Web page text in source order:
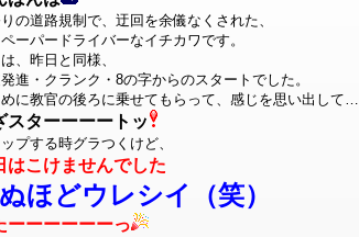
の道路規制で、迂回を余儀なくされた、
ーパードライバーなイチカワです。
、昨日と同様、
進・クランク・8の字からのスタートでした。
に教官の後ろに乗せてもらって、感じを思い出して…
スターーーートッ
プする時グラつくけど、
はこけませんでした
ほどウレシイ（笑）
ーーーーーーっ